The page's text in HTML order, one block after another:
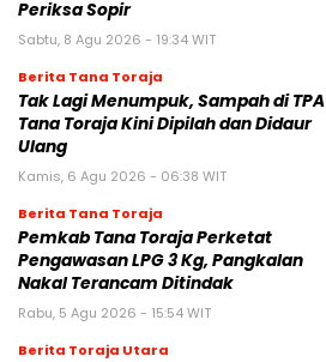
Periksa Sopir
Sabtu, 8 Agu 2026 - 19:34 WIT
Berita Tana Toraja
Tak Lagi Menumpuk, Sampah di TPA
Tana Toraja Kini Dipilah dan Didaur
Ulang
Kamis, 6 Agu 2026 - 06:38 WIT
Berita Tana Toraja
Pemkab Tana Toraja Perketat
Pengawasan LPG 3 Kg, Pangkalan
Nakal Terancam Ditindak
Rabu, 5 Agu 2026 - 15:54 WIT
Berita Toraja Utara